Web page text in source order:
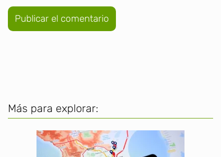
Más para explorar: